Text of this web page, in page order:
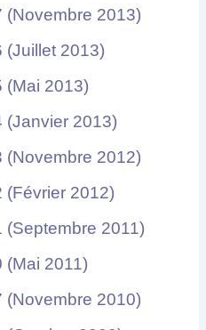
(Novembre 2013)
(Juillet 2013)
(Mai 2013)
(Janvier 2013)
(Novembre 2012)
(Février 2012)
(Septembre 2011)
(Mai 2011)
(Novembre 2010)